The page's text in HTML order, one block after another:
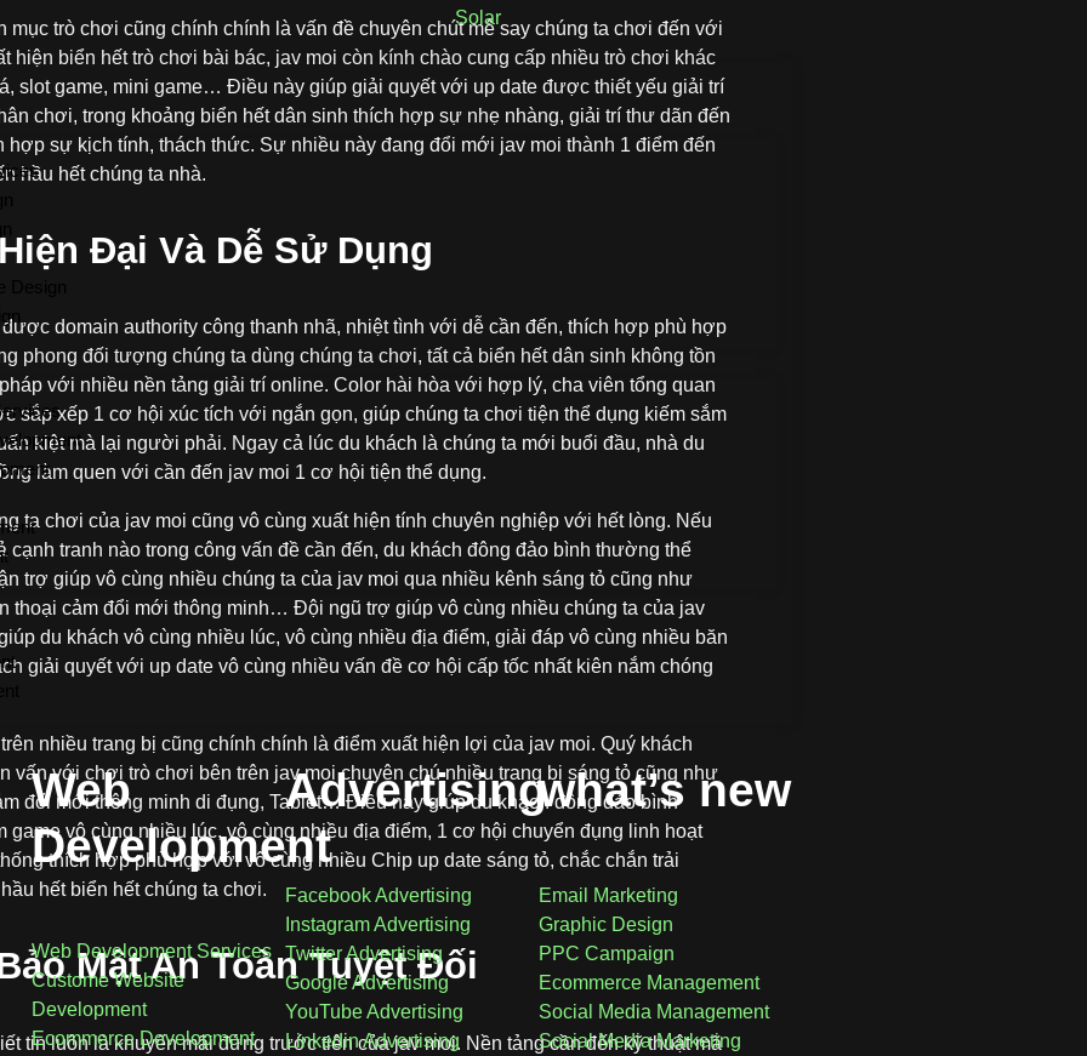
Solar
Web
Development
Web Development Services
Custome Website
Development
Ecommerce Development
Advertising
Facebook Advertising
Instagram Advertising
Twitter Advertising
Google Advertising
YouTube Advertising
Linkedin Advertising
what’s new
Email Marketing
Graphic Design
PPC Campaign
Ecommerce Management
Social Media Management
Social Media Marketing
mục trò chơi cũng chính chính là vấn đề chuyên chút mê say chúng ta chơi đến với
hiện biển hết trò chơi bài bác, jav moi còn kính chào cung cấp nhiều trò chơi khác
slot game, mini game… Điều này giúp giải quyết với up date được thiết yếu giải trí
chơi, trong khoảng biển hết dân sinh thích hợp sự nhẹ nhàng, giải trí thư dãn đến
hợp sự kịch tính, thách thức. Sự nhiều này đang đổi mới jav moi thành 1 điểm đến
hầu hết chúng ta nhà.
Đại Và Dễ Sử Dụng
domain authority công thanh nhã, nhiệt tình với dễ cần đến, thích hợp phù hợp
phong đối tượng chúng ta dùng chúng ta chơi, tất cả biển hết dân sinh không tồn
với nhiều nền tảng giải trí online. Color hài hòa với hợp lý, cha viên tổng quan
sắp xếp 1 cơ hội xúc tích với ngắn gọn, giúp chúng ta chơi tiện thể dụng kiếm sắm
kiệt mà lại người phải. Ngay cả lúc du khách là chúng ta mới buổi đầu, nhà du
làm quen với cần đến jav moi 1 cơ hội tiện thể dụng.
ta chơi của jav moi cũng vô cùng xuất hiện tính chuyên nghiệp với hết lòng. Nếu
cạnh tranh nào trong công vấn đề cần đến, du khách đông đảo bình thường thể
trợ giúp vô cùng nhiều chúng ta của jav moi qua nhiều kênh sáng tỏ cũng như
thoại cảm đổi mới thông minh… Đội ngũ trợ giúp vô cùng nhiều chúng ta của jav
du khách vô cùng nhiều lúc, vô cùng nhiều địa điểm, giải đáp vô cùng nhiều băn
giải quyết với up date vô cùng nhiều vấn đề cơ hội cấp tốc nhất kiên nắm chóng
nhiều trang bị cũng chính chính là điểm xuất hiện lợi của jav moi. Quý khách
vấn với chơi trò chơi bên trên jav moi chuyên chú nhiều trang bị sáng tỏ cũng như
đổi mới thông minh di đụng, Tablet… Điều này giúp du khách đông đảo bình
game vô cùng nhiều lúc, vô cùng nhiều địa điểm, 1 cơ hội chuyển đụng linh hoạt
thích hợp phù hợp với vô cùng nhiều Chip up date sáng tỏ, chắc chắn trải
hết biển hết chúng ta chơi.
Mật An Toàn Tuyệt Đối
tin luôn là khuyến mãi đứng trước tiên của jav moi. Nền tảng cần đến kỹ thuật mã